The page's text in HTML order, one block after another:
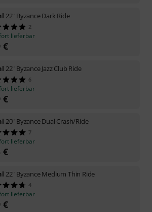
22" Byzance Dark Ride
2
lieferbar
€
22" Byzance Jazz Club Ride
6
lieferbar
€
20" Byzance Dual Crash/Ride
7
lieferbar
€
22" Byzance Medium Thin Ride
4
lieferbar
€